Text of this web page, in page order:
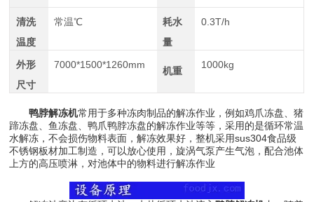
清洗
温度
常温℃
耗水
量
0.3T/h
外形
尺寸
7000*1500*1260mm
机重
1000kg
鸭脖解冻机常用于多种冻肉制品的解冻作业，例如鸡爪冻盘、猪
蹄冻盘、鱼冻盘、鸭爪鸭脖冻盘的解冻作业等等，采用的是循环常温
水解冻，不会损伤物料表面，解冻效果好，整机采用sus304食品级
不锈钢板材加工制造，可以放心使用，旋涡气泵产生气泡，配合池体
上方的高压喷淋，对池体中的物料进行解冻作业